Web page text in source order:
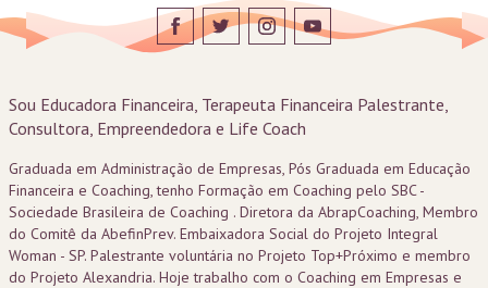
Sou Educadora Financeira, Terapeuta Financeira Palestrante,
Consultora, Empreendedora e Life Coach
Graduada em Administração de Empresas, Pós Graduada em Educação
Financeira e Coaching, tenho Formação em Coaching pelo SBC -
Sociedade Brasileira de Coaching . Diretora da AbrapCoaching, Membro
do Comitê da AbefinPrev. Embaixadora Social do Projeto Integral
Woman - SP. Palestrante voluntária no Projeto Top+Próximo e membro
do Projeto Alexandria. Hoje trabalho com o Coaching em Empresas e